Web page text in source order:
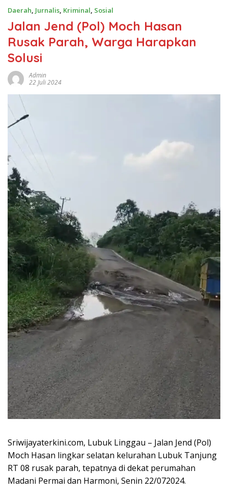
Daerah, Jurnalis, Kriminal, Sosial
Jalan Jend (Pol) Moch Hasan
Rusak Parah, Warga Harapkan
Solusi
Admin
22 Juli 2024
Sriwijayaterkini.com, Lubuk Linggau – Jalan Jend (Pol)
Moch Hasan lingkar selatan kelurahan Lubuk Tanjung
RT 08 rusak parah, tepatnya di dekat perumahan
Madani Permai dan Harmoni, Senin 22/072024.